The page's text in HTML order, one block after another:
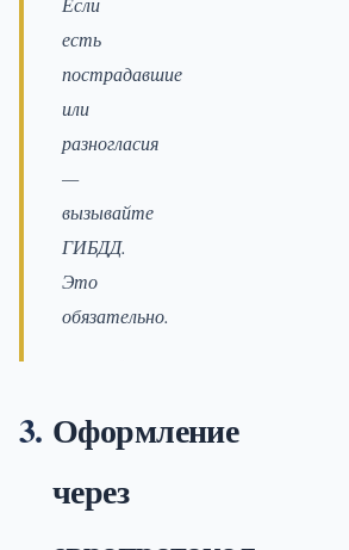
есть
пострадавшие
или
разногласия
—
вызывайте
ГИБДД.
Это
обязательно.
Оформление
через